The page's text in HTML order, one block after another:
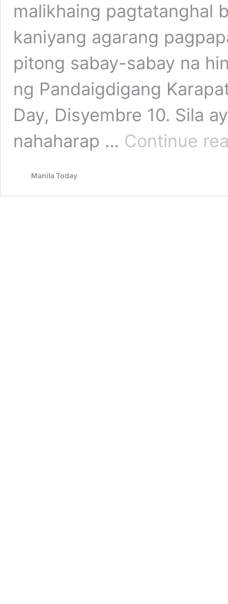
malikhaing pagtatanghal
kaniyang agarang
pitong sabay-sabay na
ng Pandaigdigang
Day, Disyembre 10. Sila
nahaharap … Continue
Manila Today